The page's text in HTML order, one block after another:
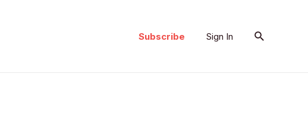
Subscribe Sign In Search